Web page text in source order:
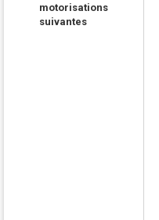
motorisations
suivantes